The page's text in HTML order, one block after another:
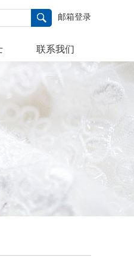
邮箱登录
联系我们